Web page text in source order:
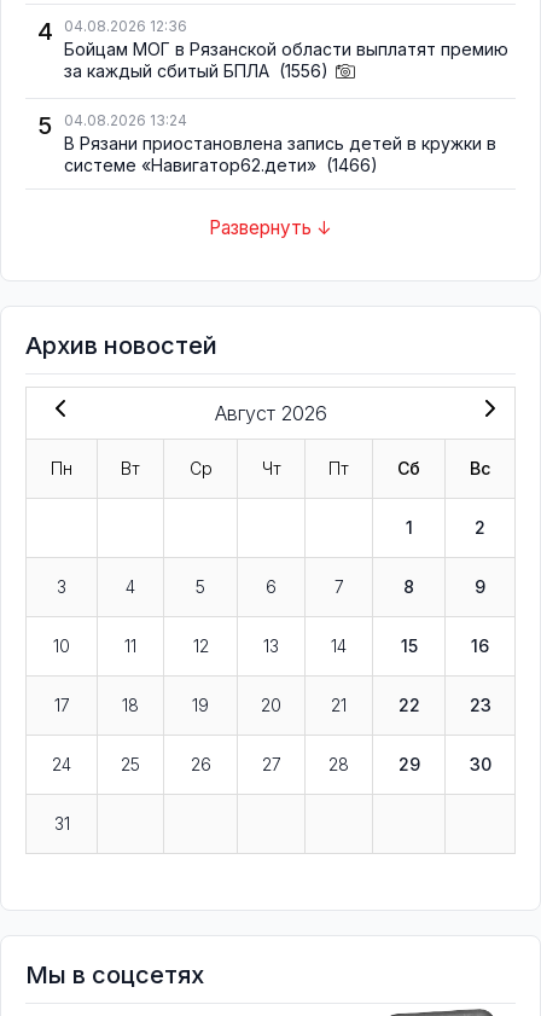
4 04.08.2026 12:36
Бойцам МОГ в Рязанской области выплатят премию
за каждый сбитый БПЛА (1556)
5 04.08.2026 13:24
В Рязани приостановлена запись детей в кружки в
системе «Навигатор62.дети» (1466)
Развернуть ↓
Архив новостей
Август 2026
Пн Вт Ср Чт Пт Сб Вс
1 2
3 4 5 6 7 8 9
10 11 12 13 14 15 16
17 18 19 20 21 22 23
24 25 26 27 28 29 30
31
Мы в соцсетях